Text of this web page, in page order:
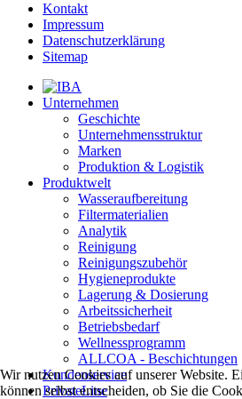
Kontakt
Impressum
Datenschutzerklärung
Sitemap
Unternehmen
Geschichte
Unternehmensstruktur
Marken
Produktion & Logistik
Produktwelt
Wasseraufbereitung
Filtermaterialien
Analytik
Reinigung
Reinigungszubehör
Hygieneprodukte
Lagerung & Dosierung
Arbeitssicherheit
Betriebsbedarf
Wellnessprogramm
ALLCOA - Beschichtungen
Kundenservice
PrivateLine
Wir nutzen Cookies auf unserer Website.
können selbst entscheiden, ob Sie die